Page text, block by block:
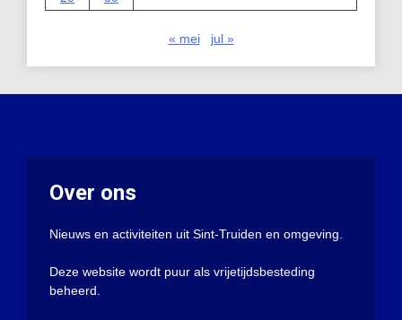
« mei jul »
Over ons
Nieuws en activiteiten uit Sint-Truiden en omgeving.
Deze website wordt puur als vrijetijdsbesteding
beheerd.